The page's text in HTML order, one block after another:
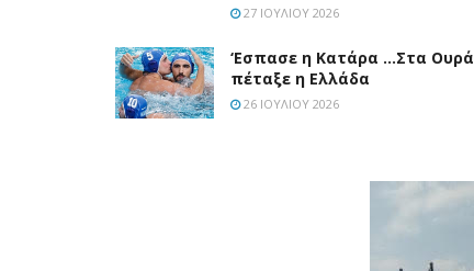
27 ΙΟΥΛΊΟΥ 2026
‘Eσπασε η Κατάρα …Στα
πέταξε η Ελλάδα
26 ΙΟΥΛΊΟΥ 2026